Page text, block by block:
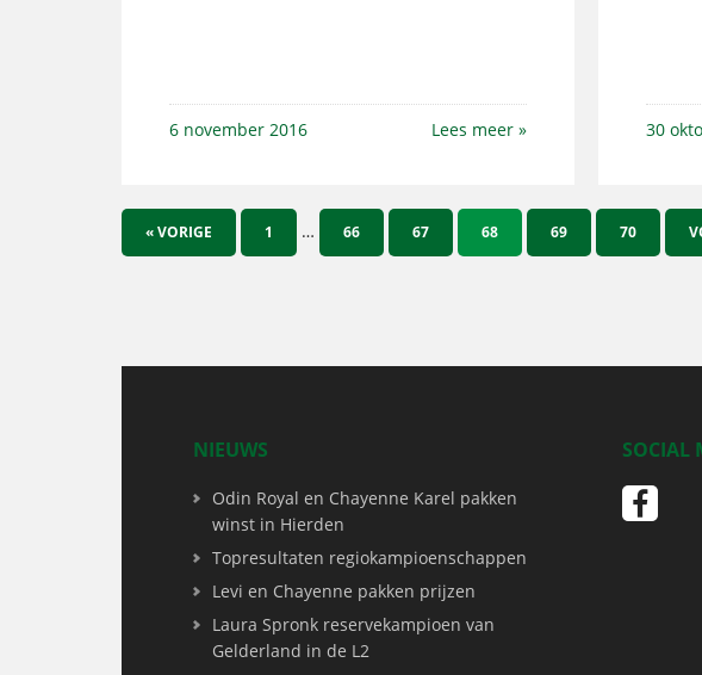
6 november 2016 Lees meer » 30
« VORIGE 1 … 66 67 68 69 70
NIEUWS
Odin Royal en Chayenne Karel pakken
winst in Hierden
Topresultaten regiokampioenschappen
Levi en Chayenne pakken prijzen
Laura Spronk reservekampioen van
Gelderland in de L2
SOCIAL